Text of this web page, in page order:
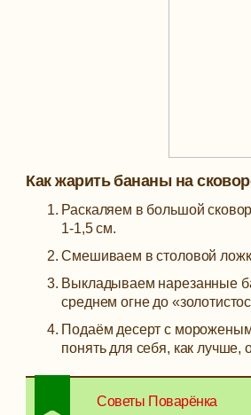
Как жарить бананы на
Раскаляем в большой
1-1,5 см.
Смешиваем в столовой
Выкладываем нарезанные
среднем огне до
Подаём десерт с
понять для себя, как
Советы Поварёнка